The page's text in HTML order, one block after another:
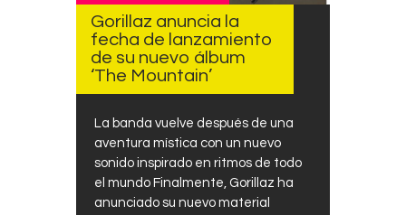
Gorillaz anuncia la
fecha de lanzamiento
de su nuevo álbum
‘The Mountain’
La banda vuelve después de una
aventura mística con un nuevo
sonido inspirado en ritmos de todo
el mundo Finalmente, Gorillaz ha
anunciado su nuevo material